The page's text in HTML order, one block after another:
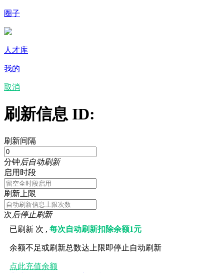
圈子
人才库
我的
取消
刷新信息 ID:
刷新间隔
分钟后自动刷新
启用时段
刷新上限
次后停止刷新
已刷新 次 ,每次自动刷新扣除余额1元
余额不足或刷新总数达上限即停止自动刷新
点此充值余额